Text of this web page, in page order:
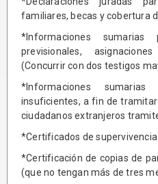
familiares, becas y cobertura
*Informaciones
previsionales,
(Concurrir con dos testigos
*Informaciones
insuficientes, a fin de
ciudadanos extranjeros
*Certificados de supervivencia.
*Certificación de copias de
(que no tengan más de tres